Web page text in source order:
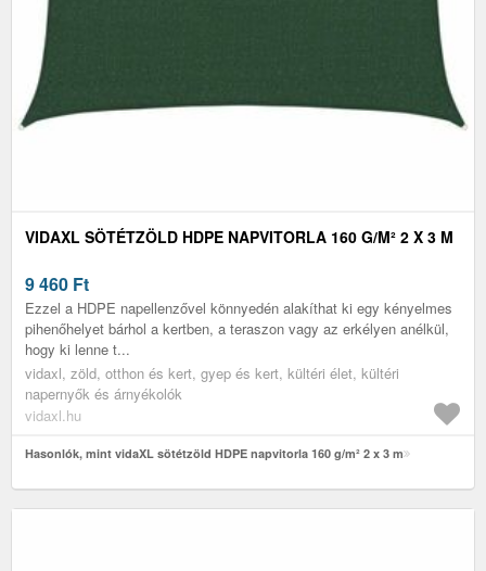
VIDAXL SÖTÉTZÖLD HDPE NAPVITORLA 160 G/M² 2 X 3 M
9 460 Ft
Ezzel a HDPE napellenzővel könnyedén alakíthat ki egy kényelmes
pihenőhelyet bárhol a kertben, a teraszon vagy az erkélyen anélkül,
hogy ki lenne t...
vidaxl, zöld, otthon és kert, gyep és kert, kültéri élet, kültéri
napernyők és árnyékolók
vidaxl.hu
Hasonlók, mint vidaXL sötétzöld HDPE napvitorla 160 g/m² 2 x 3 m